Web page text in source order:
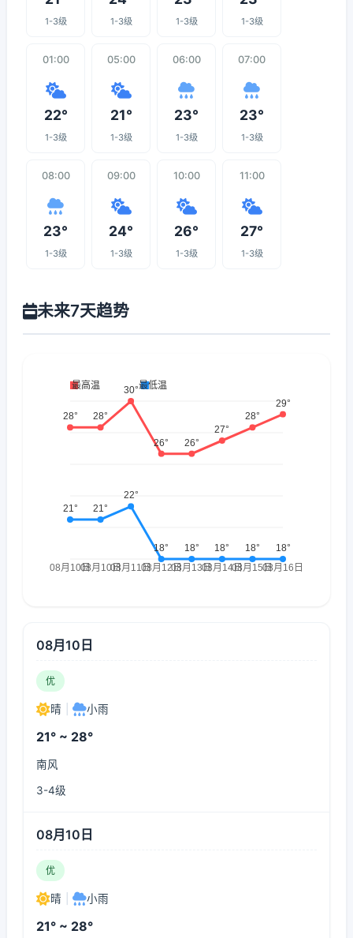
1-3级 1-3级 1-3级 1-3级
01:00
22°
1-3级
05:00
21°
1-3级
06:00
23°
1-3级
07:00
23°
1-3级
08:00
23°
1-3级
09:00
24°
1-3级
10:00
26°
1-3级
11:00
27°
1-3级
未来7天趋势
08月10日
优
晴 小雨
21° ~ 28°
南风
3-4级
08月10日
优
晴 小雨
21° ~ 28°